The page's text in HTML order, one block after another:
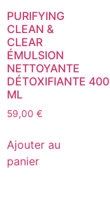
PURIFYING
CLEAN &
CLEAR
ÉMULSION
NETTOYANTE
DÉTOXIFIANTE 400
ML
59,00 €
Ajouter au
panier